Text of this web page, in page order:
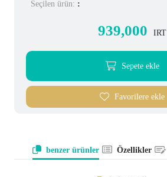
Seçilen ürün: :
939,000 IRT
Sepete ekle
Favorilere ekle
benzer ürünler Özellikler